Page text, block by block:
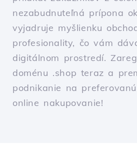
nezabudnuteľná prípona
vyjadruje myšlienku
profesionality, čo vám
digitálnom prostredí.
doménu .shop teraz a
podnikanie na
online nakupovanie!